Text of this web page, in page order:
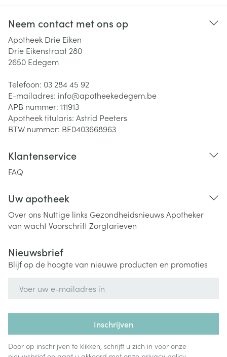
Neem contact met ons op
Apotheek Drie Eiken
Drie Eikenstraat 280
2650 Edegem
Telefoon: 03 284 45 92
E-mailadres: info@apotheekedegem.be
APB nummer: 111913
Apotheek titularis: Astrid Peeters
BTW nummer: BE0403668963
Klantenservice
FAQ
Uw apotheek
Over ons Nuttige links Gezondheidsnieuws Apotheker
van wachtVoorschriftZorgtarieven
Nieuwsbrief
Blijf op de hoogte van nieuwe producten en promoties
Inschrijven
Door op inschrijven te klikken, schrijft u zich in voor onze